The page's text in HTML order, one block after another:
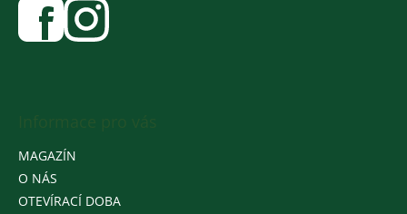
MAGAZÍN
O NÁS
OTEVÍRACÍ DOBA